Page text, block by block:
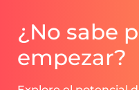
¿No sabe
empezar?